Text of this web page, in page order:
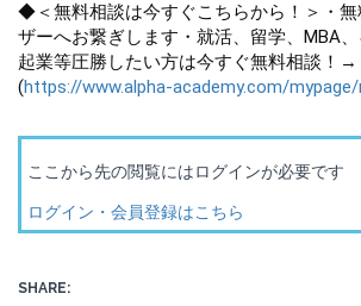
◆＜無料相談は今すぐこちらから！＞・無
ザーへお繋ぎします・就活、留学、MBA、
起業等圧勝したい方は今すぐ無料相談！→
(https://www.alpha-academy.com/
ここから先の閲覧にはログインが必要です
ログイン・会員登録はこちら
SHARE: